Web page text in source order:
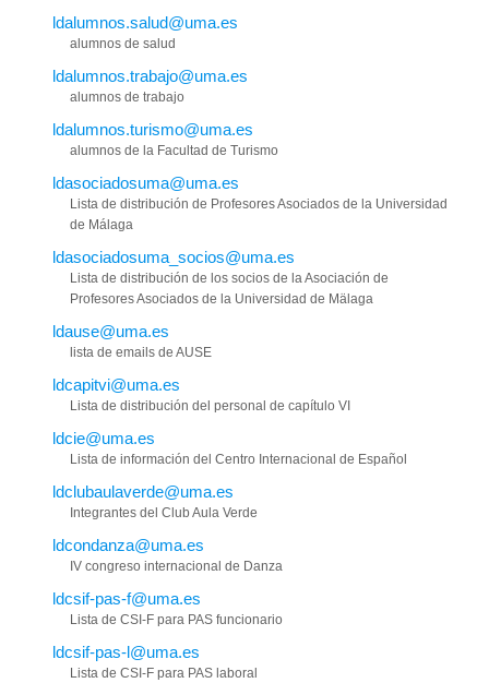
ldalumnos.salud@uma.es
alumnos de salud
ldalumnos.trabajo@uma.es
alumnos de trabajo
ldalumnos.turismo@uma.es
alumnos de la Facultad de Turismo
ldasociadosuma@uma.es
Lista de distribución de Profesores Asociados de la Universidad
de Málaga
ldasociadosuma_socios@uma.es
Lista de distribución de los socios de la Asociación de
Profesores Asociados de la Universidad de Mälaga
ldause@uma.es
lista de emails de AUSE
ldcapitvi@uma.es
Lista de distribución del personal de capítulo VI
ldcie@uma.es
Lista de información del Centro Internacional de Español
ldclubaulaverde@uma.es
Integrantes del Club Aula Verde
ldcondanza@uma.es
IV congreso internacional de Danza
ldcsif-pas-f@uma.es
Lista de CSI-F para PAS funcionario
ldcsif-pas-l@uma.es
Lista de CSI-F para PAS laboral